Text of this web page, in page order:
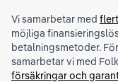
Vi samarbetar med
möjliga
betalningsmetoder.
samarbetar vi med
försäkringar och